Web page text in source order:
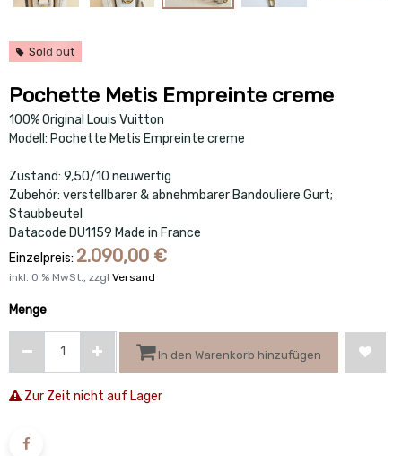
Sold out
Pochette Metis Empreinte creme
100% Original Louis Vuitton
Modell: Pochette Metis Empreinte creme
Zustand: 9,50/10 neuwertig
Zubehör: verstellbarer & abnehmbarer Bandouliere Gurt;
Staubbeutel
Datacode DU1159 Made in France
Einzelpreis: 2.090,00 €
inkl. 0 % MwSt., zzgl Versand
Menge
In den Warenkorb hinzufügen
Zur Zeit nicht auf Lager